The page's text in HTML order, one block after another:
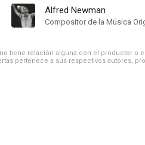
Alfred Newman
Compositor de la Música
tiene relación alguna con el productor o
pertenece a sus respectivos autores,